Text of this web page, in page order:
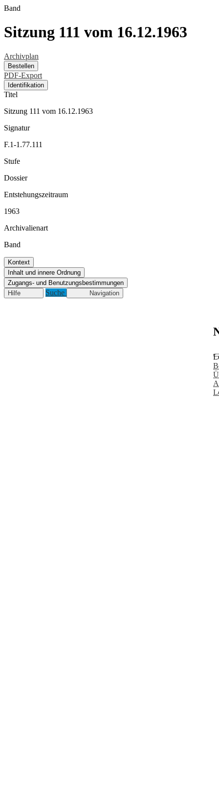
Band
Sitzung 111 vom 16.12.1963
Archivplan
Bestellen
PDF-Export
Identifikation
Titel
Sitzung 111 vom 16.12.1963
Signatur
F.1-1.77.111
Stufe
Dossier
Entstehungszeitraum
1963
Archivalienart
Band
Kontext
Inhalt und innere Ordnung
Zugangs- und Benutzungsbestimmungen
Hilfe
Suche Navigation